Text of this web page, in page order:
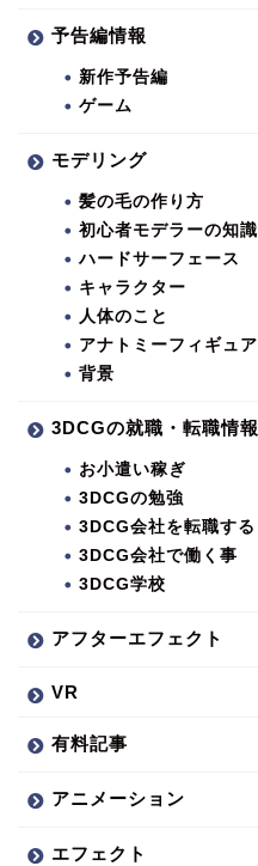
予告編情報
新作予告編
ゲーム
モデリング
髪の毛の作り方
初心者モデラーの知識
ハードサーフェース
キャラクター
人体のこと
アナトミーフィギュア
背景
3DCGの就職・転職情報
お小遣い稼ぎ
3DCGの勉強
3DCG会社を転職する
3DCG会社で働く事
3DCG学校
アフターエフェクト
VR
有料記事
アニメーション
エフェクト